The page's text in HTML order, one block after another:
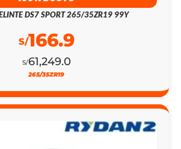
DS7 SPORT 265/35ZR19 99Y
S/61,249.0
S/166.9
265/35ZR19